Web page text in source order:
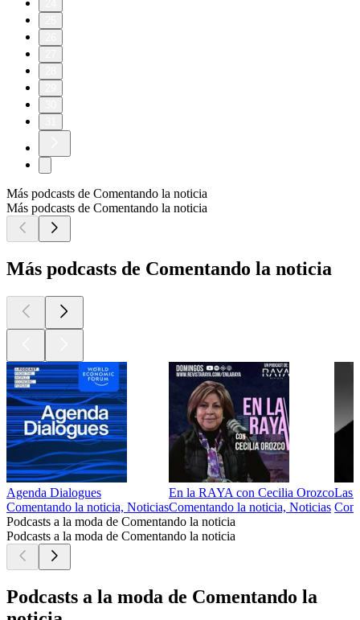
Más podcasts de Comentando la noticia
Más podcasts de Comentando la noticia
Más podcasts de Comentando la noticia
Agenda Dialogues
Comentando la noticia, Noticias
En la RAYA con Cecilia Orozco
Comentando la noticia, Noticias
Las
Podcasts a la moda de Comentando la noticia
Podcasts a la moda de Comentando la noticia
Podcasts a la moda de Comentando la